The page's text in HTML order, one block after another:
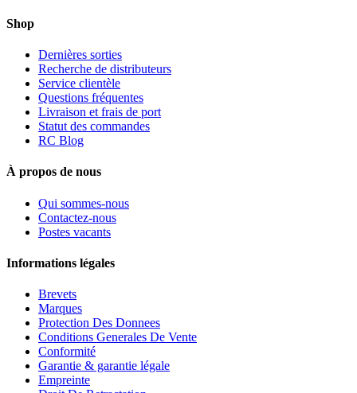
Shop
Dernières sorties
Recherche de distributeurs
Service clientèle
Questions fréquentes
Livraison et frais de port
Statut des commandes
RC Blog
À propos de nous
Qui sommes-nous
Contactez-nous
Postes vacants
Informations légales
Brevets
Marques
Protection Des Donnees
Conditions Generales De Vente
Conformité
Garantie & garantie légale
Empreinte